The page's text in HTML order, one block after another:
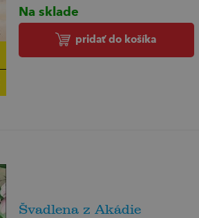
Na sklade
pridať do košíka
Švadlena z Akádie